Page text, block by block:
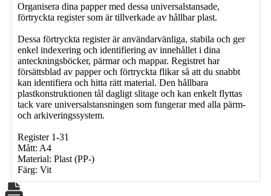
Organisera dina papper med dessa universalstansade,
förtryckta register som är tillverkade av hållbar plast.
Dessa förtryckta register är användarvänliga, stabila och ger
enkel indexering och identifiering av innehållet i dina
anteckningsböcker, pärmar och mappar. Registret har
försättsblad av papper och förtryckta flikar så att du snabbt
kan identifiera och hitta rätt material. Den hållbara
plastkonstruktionen tål dagligt slitage och kan enkelt flyttas
tack vare universalstansningen som fungerar med alla pärm-
och arkiveringssystem.
Register 1-31
Mått: A4
Material: Plast (PP-)
Färg: Vit